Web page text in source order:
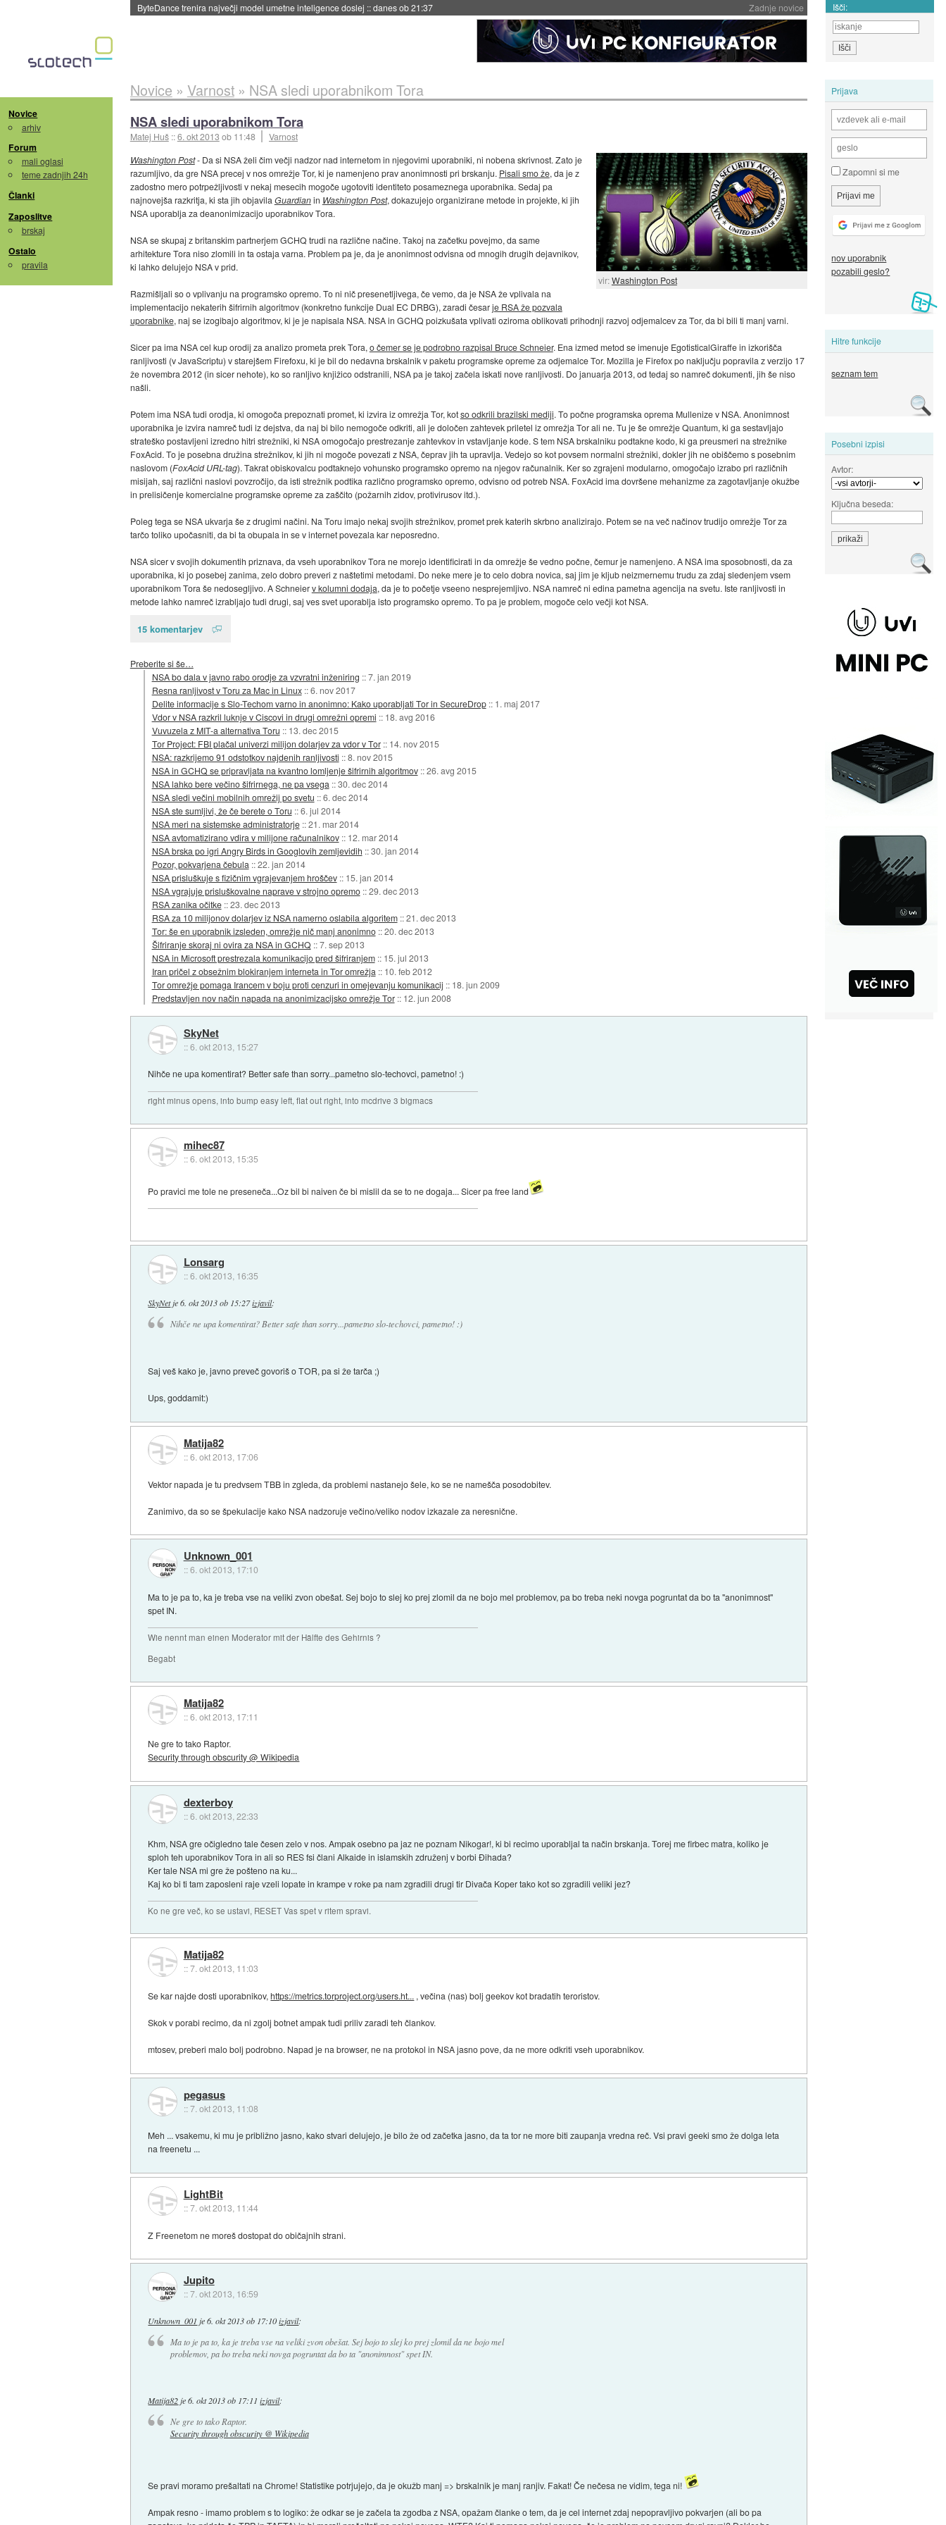
Zadnje novice
Spletne strani začele streči oglase za agente umetne inteligence::danes ob 21:23 Išči:
Novice
arhiv
Forum
mali oglasi
teme zadnjih 24h
Članki
Zaposlitve
brskaj
Ostalo
pravila
Prijava
Zapomni si me
nov uporabnik
pozabili geslo?
Hitre funkcije
seznam tem
Posebni izpisi
Avtor:
Ključna beseda:
Novice » Varnost» NSA sledi uporabnikom Tora
NSA sledi uporabnikom Tora
Matej Huš ::6. okt 2013 ob 11:48 Varnost
vir:Washington Post
Washington Post- Da si NSA želi čim večji nadzor nad internetom in njegovimi uporabniki, ni nobena skrivnost. Zato je
razumljivo, da gre NSA precej v nos omrežje Tor, ki je namenjeno prav anonimnosti pri brskanju. Pisali smo že, da je z
zadostno mero potrpežljivosti v nekaj mesecih mogoče ugotoviti identiteto posameznega uporabnika. Sedaj pa
najnovejša razkritja, ki sta jih objavila Guardianin Washington Post, dokazujejo organizirane metode in projekte, ki jih
NSA uporablja za deanonimizacijo uporabnikov Tora.
NSA se skupaj z britanskim partnerjem GCHQ trudi na različne načine. Takoj na začetku povejmo, da same
arhitekture Tora niso zlomili in ta ostaja varna. Problem pa je, da je anonimnost odvisna od mnogih drugih dejavnikov,
ki lahko delujejo NSA v prid.
Razmišljali so o vplivanju na programsko opremo. To ni nič presenetljivega, če vemo, da je NSA že vplivala na
implementacijo nekaterih šifrirnih algoritmov (konkretno funkcije Dual EC DRBG), zaradi česarje RSA že pozvala
uporabnike, naj se izogibajo algoritmov, ki je je napisala NSA. NSA in GCHQ poizkušata vplivati oziroma oblikovati prihodnji razvoj odjemalcev za Tor, da bi bili ti manj varni.
Sicer pa ima NSA cel kup orodij za analizo prometa prek Tora, o čemer se je podrobno razpisal Bruce Schneier. Ena izmed metod se imenuje EgotisticalGiraffe in izkorišča
ranljivosti (v JavaScriptu) v starejšem Firefoxu, ki je bil do nedavna brskalnik v paketu programske opreme za odjemalce Tor. Mozilla je Firefox po naključju popravila z verzijo 17
že novembra 2012 (in sicer nehote), ko so ranljivo knjižico odstranili, NSA pa je takoj začela iskati nove ranljivosti. Do januarja 2013, od tedaj so namreč dokumenti, jih še niso
našli.
Potem ima NSA tudi orodja, ki omogoča prepoznati promet, ki izvira iz omrežja Tor, kotso odkrili brazilski mediji. To počne programska oprema Mullenize v NSA. Anonimnost
uporabnika je izvira namreč tudi iz dejstva, da naj bi bilo nemogoče odkriti, ali je določen zahtevek priletel iz omrežja Tor ali ne. Tu je še omrežje Quantum, ki ga sestavljajo
strateško postavljeni izredno hitri strežniki, ki NSA omogočajo prestrezanje zahtevkov in vstavljanje kode. S tem NSA brskalniku podtakne kodo, ki ga preusmeri na strežnike
FoxAcid. To je posebna družina strežnikov, ki jih ni mogoče povezati z NSA, čeprav jih ta upravlja. Vedejo so kot povsem normalni strežniki, dokler jih ne obiščemo s posebnim
naslovom (FoxAcid URL-tag). Takrat obiskovalcu podtaknejo vohunsko programsko opremo na njegov računalnik. Ker so zgrajeni modularno, omogočajo izrabo pri različnih
misijah, saj različni naslovi povzročijo, da isti strežnik podtika različno programsko opremo, odvisno od potreb NSA. FoxAcid ima dovršene mehanizme za zagotavljanje okužbe
in prelisičenje komercialne programske opreme za zaščito (požarnih zidov, protivirusov itd.).
Poleg tega se NSA ukvarja še z drugimi načini. Na Toru imajo nekaj svojih strežnikov, promet prek katerih skrbno analizirajo. Potem se na več načinov trudijo omrežje Tor za
tarčo toliko upočasniti, da bi ta obupala in se v internet povezala kar neposredno.
NSA sicer v svojih dokumentih priznava, da vseh uporabnikov Tora ne morejo identificirati in da omrežje še vedno počne, čemur je namenjeno. A NSA ima sposobnosti, da za
uporabnika, ki jo posebej zanima, zelo dobro preveri z naštetimi metodami. Do neke mere je to celo dobra novica, saj jim je kljub neizmernemu trudu za zdaj sledenjem vsem
uporabnikom Tora še nedosegljivo. A Schneierv kolumni dodaja, da je to početje vseeno nesprejemljivo. NSA namreč ni edina pametna agencija na svetu. Iste ranljivosti in
metode lahko namreč izrabljajo tudi drugi, saj ves svet uporablja isto programsko opremo. To pa je problem, mogoče celo večji kot NSA.
15 komentarjev
Preberite si še…
NSA bo dala v javno rabo orodje za vzvratni inženiring ::7. jan 2019
Resna ranljivost v Toru za Mac in Linux ::6. nov 2017
Delite informacije s Slo-Techom varno in anonimno: Kako uporabljati Tor in SecureDrop :: 1. maj 2017
Vdor v NSA razkril luknje v Ciscovi in drugi omrežni opremi :: 18. avg 2016
Vuvuzela z MIT-a alternativa Toru :: 13. dec 2015
Tor Project: FBI plačal univerzi milijon dolarjev za vdor v Tor :: 14. nov 2015
NSA: razkrijemo 91 odstotkov najdenih ranljivosti ::8. nov 2015
NSA in GCHQ se pripravljata na kvantno lomljenje šifrirnih algoritmov ::26. avg 2015
NSA lahko bere večino šifrirnega, ne pa vsega ::30. dec 2014
NSA sledi večini mobilnih omrežij po svetu ::6. dec 2014
NSA ste sumljivi, že če berete o Toru ::6. jul 2014
NSA meri na sistemske administratorje ::21. mar 2014
NSA avtomatizirano vdira v milijone računalnikov :: 12. mar 2014
NSA brska po igri Angry Birds in Googlovih zemljevidih ::30. jan 2014
Pozor, pokvarjena čebula ::22. jan 2014
NSA prisluškuje s fizičnim vgrajevanjem hroščev :: 15. jan 2014
NSA vgrajuje prisluškovalne naprave v strojno opremo ::29. dec 2013
RSA zanika očitke ::23. dec 2013
RSA za 10 milijonov dolarjev iz NSA namerno oslabila algoritem ::21. dec 2013
Tor: še en uporabnik izsleden, omrežje nič manj anonimno ::20. dec 2013
Šifriranje skoraj ni ovira za NSA in GCHQ ::7. sep 2013
NSA in Microsoft prestrezala komunikacijo pred šifriranjem :: 15. jul 2013
Iran pričel z obsežnim blokiranjem interneta in Tor omrežja :: 10. feb 2012
Tor omrežje pomaga Irancem v boju proti cenzuri in omejevanju komunikacij :: 18. jun 2009
Predstavljen nov način napada na anonimizacijsko omrežje Tor :: 12. jun 2008
SkyNet
::6. okt 2013, 15:27
Nihče ne upa komentirat? Better safe than sorry...pametno slo-techovci, pametno! :)
right minus opens, into bump easy left, flat out right, into mcdrive 3 bigmacs
mihec87
::6. okt 2013, 15:35
Po pravici me tole ne preseneča...Oz bil bi naiven če bi mislil da se to ne dogaja... Sicer pa free land
Lonsarg
::6. okt 2013, 16:35
SkyNetje6. okt 2013 ob 15:27izjavil:
Nihče ne upa komentirat? Better safe than sorry...pametno slo-techovci, pametno! :)
Saj veš kako je, javno preveč govoriš o TOR, pa si že tarča ;)
Ups, goddamit:)
Matija82
::6. okt 2013, 17:06
Vektor napada je tu predvsem TBB in zgleda, da problemi nastanejo šele, ko se ne namešča posodobitev.
Zanimivo, da so se špekulacije kako NSA nadzoruje večino/veliko nodov izkazale za neresnične.
Unknown_001
::6. okt 2013, 17:10
Ma to je pa to, ka je treba vse na veliki zvon obešat. Sej bojo to slej ko prej zlomil da ne bojo mel problemov, pa bo treba neki novga pogruntat da bo ta "anonimnost"
spet IN.
Wie nennt man einen Moderator mit der Hälfte des Gehirnis ?
Begabt
Matija82
::6. okt 2013, 17:11
Ne gre to tako Raptor.
Security through obscurity @ Wikipedia
dexterboy
::6. okt 2013, 22:33
Khm, NSA gre očigledno tale česen zelo v nos. Ampak osebno pa jaz ne poznam Nikogar!, ki bi recimo uporabljal ta način brskanja. Torej me firbec matra, koliko je
sploh teh uporabnikov Tora in ali so RES fsi člani Alkaide in islamskih združenj v borbi Đihada?
Ker tale NSA mi gre že pošteno na ku...
Kaj ko bi ti tam zaposleni raje vzeli lopate in krampe v roke pa nam zgradili drugi tir Divača Koper tako kot so zgradili veliki jez?
Ko ne gre več, ko se ustavi, RESET Vas spet v ritem spravi.
Matija82
::7. okt 2013, 11:03
Se kar najde dosti uporabnikov,https://metrics.torproject.org/users.ht... , večina (nas) bolj geekov kot bradatih teroristov.
Skok v porabi recimo, da ni zgolj botnet ampak tudi priliv zaradi teh člankov.
mtosev, preberi malo bolj podrobno. Napad je na browser, ne na protokol in NSA jasno pove, da ne more odkriti vseh uporabnikov.
pegasus
::7. okt 2013, 11:08
Meh ... vsakemu, ki mu je približno jasno, kako stvari delujejo, je bilo že od začetka jasno, da ta tor ne more biti zaupanja vredna reč. Vsi pravi geeki smo že dolga leta
na freenetu ...
LightBit
::7. okt 2013, 11:44
Z Freenetom ne moreš dostopat do običajnih strani.
Jupito
::7. okt 2013, 16:59
Unknown_001 je6. okt 2013 ob 17:10 izjavil:
Ma to je pa to, ka je treba vse na veliki zvon obešat. Sej bojo to slej ko prej zlomil da ne bojo mel
problemov, pa bo treba neki novga pogruntat da bo ta "anonimnost" spet IN.
Matija82 je6. okt 2013 ob 17:11 izjavil:
Ne gre to tako Raptor.
Security through obscurity @ Wikipedia
Se pravi moramo prešaltati na Chrome! Statistike potrjujejo, da je okužb manj => brskalnik je manj ranjiv. Fakat! Če nečesa ne vidim, tega ni!
Ampak resno - imamo problem s to logiko: že odkar se je začela ta zgodba z NSA, opažam članke o tem, da je cel internet zdaj nepopravljivo pokvarjen (ali bo pa